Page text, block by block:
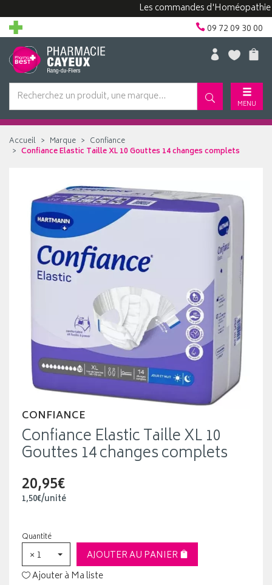
Les commandes d'Homéopathie
09 72 09 30 00
MENU
Accueil Marque
Confiance
Confiance Elastic Taille XL 10 Gouttes 14 changes complets
CONFIANCE
Confiance Elastic Taille XL 10
Gouttes 14 changes complets
20,95€
1,50€/unité
Quantité
× 1
AJOUTER AU PANIER
Ajouter à Ma liste